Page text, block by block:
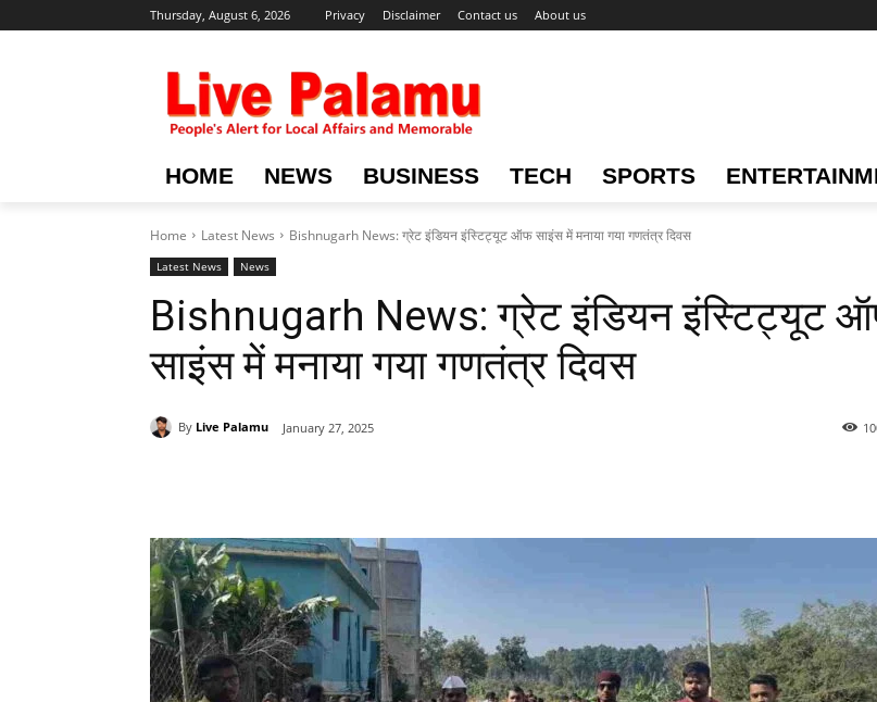
Thursday, August 6, 2026 Privacy Disclaimer Contact us About us
HOME NEWS BUSINESS TECH SPORTS
Home Latest News Bishnugarh News: ग्रेट इंडियन इंस्टिट्यूट ऑफ साइंस में मनाया गया गणतंत्र दिवस
Latest News News
Bishnugarh News: ग्रेट इंडियन इंस्टिट्यूट
साइंस में मनाया गया गणतंत्र दिवस
By Live Palamu January 27, 2025